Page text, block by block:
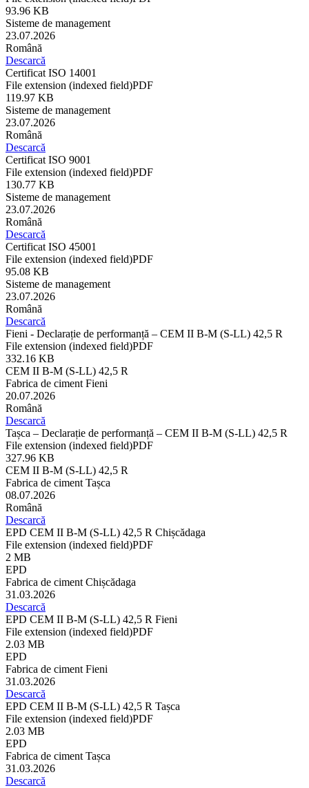
93.96 KB
Sisteme de management
23.07.2026
Română
Descarcă
Certificat ISO 14001
File extension (indexed field)PDF
119.97 KB
Sisteme de management
23.07.2026
Română
Descarcă
Certificat ISO 9001
File extension (indexed field)PDF
130.77 KB
Sisteme de management
23.07.2026
Română
Descarcă
Certificat ISO 45001
File extension (indexed field)PDF
95.08 KB
Sisteme de management
23.07.2026
Română
Descarcă
Fieni - Declarație de performanță – CEM II B-M (S-LL) 42,5 R
File extension (indexed field)PDF
332.16 KB
CEM II B-M (S-LL) 42,5 R
Fabrica de ciment Fieni
20.07.2026
Română
Descarcă
Tașca – Declarație de performanță – CEM II B-M (S-LL) 42,5 R
File extension (indexed field)PDF
327.96 KB
CEM II B-M (S-LL) 42,5 R
Fabrica de ciment Tașca
08.07.2026
Română
Descarcă
EPD CEM II B-M (S-LL) 42,5 R Chișcădaga
File extension (indexed field)PDF
2 MB
EPD
Fabrica de ciment Chișcădaga
31.03.2026
Descarcă
EPD CEM II B-M (S-LL) 42,5 R Fieni
File extension (indexed field)PDF
2.03 MB
EPD
Fabrica de ciment Fieni
31.03.2026
Descarcă
EPD CEM II B-M (S-LL) 42,5 R Tașca
File extension (indexed field)PDF
2.03 MB
EPD
Fabrica de ciment Tașca
31.03.2026
Descarcă